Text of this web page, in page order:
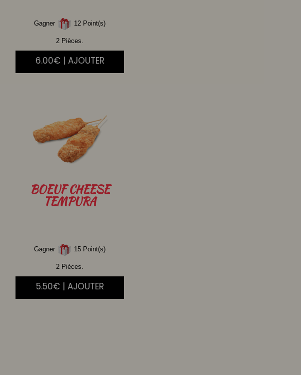
Gagner 12 Point(s)
2 Pièces.
6.00€ | AJOUTER
BOEUFCHEESE
TEMPURA
Gagner 15 Point(s)
2 Pièces.
5.50€ | AJOUTER